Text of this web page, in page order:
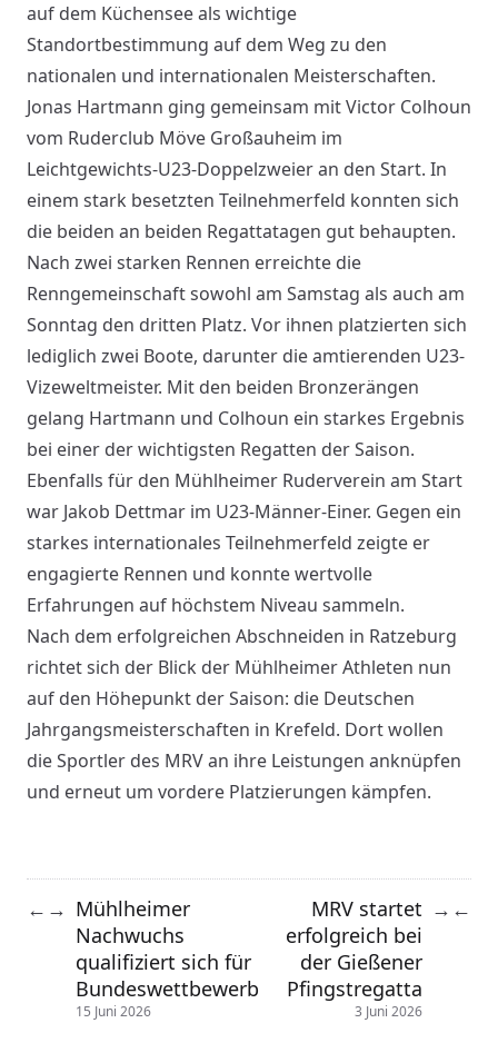
auf dem Küchensee als wichtige
Standortbestimmung auf dem Weg zu den
nationalen und internationalen Meisterschaften.
Jonas Hartmann ging gemeinsam mit Victor Colhoun
vom Ruderclub Möve Großauheim im
Leichtgewichts-U23-Doppelzweier an den Start. In
einem stark besetzten Teilnehmerfeld konnten sich
die beiden an beiden Regattatagen gut behaupten.
Nach zwei starken Rennen erreichte die
Renngemeinschaft sowohl am Samstag als auch am
Sonntag den dritten Platz. Vor ihnen platzierten sich
lediglich zwei Boote, darunter die amtierenden U23-
Vizeweltmeister. Mit den beiden Bronzerängen
gelang Hartmann und Colhoun ein starkes Ergebnis
bei einer der wichtigsten Regatten der Saison.
Ebenfalls für den Mühlheimer Ruderverein am Start
war Jakob Dettmar im U23-Männer-Einer. Gegen ein
starkes internationales Teilnehmerfeld zeigte er
engagierte Rennen und konnte wertvolle
Erfahrungen auf höchstem Niveau sammeln.
Nach dem erfolgreichen Abschneiden in Ratzeburg
richtet sich der Blick der Mühlheimer Athleten nun
auf den Höhepunkt der Saison: die Deutschen
Jahrgangsmeisterschaften in Krefeld. Dort wollen
die Sportler des MRV an ihre Leistungen anknüpfen
und erneut um vordere Platzierungen kämpfen.
← → Mühlheimer
Nachwuchs
qualifiziert sich für
Bundeswettbewerb
15 Juni 2026
MRV startet
erfolgreich bei
der Gießener
Pfingstregatta
3 Juni 2026
→ ←